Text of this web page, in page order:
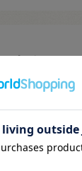
ィークゴールド
オープンファスナ
ファスナーの一番